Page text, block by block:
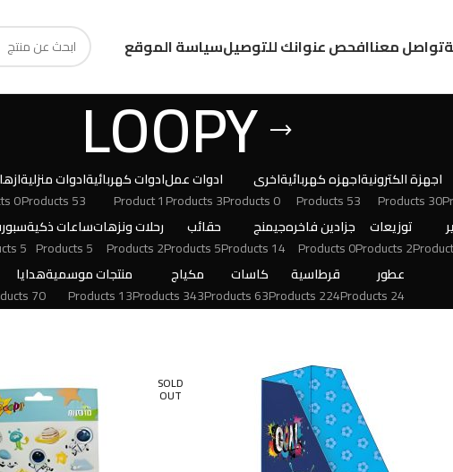
تواصل معناافحص عنوانك للتوصيلسياسة الموقع
LOOPY
اجهزة الكترونية
30 Products
اجهزه كهربائية
53 Products
اخرى
0 Products
ادوات عمل
3 Products
ادوات كهربائية
1 Product
ادوات منزلية
53 Products
0 Products
توزيعات
2 Products
جزادين فاخره
0 Products
جيمنج
14 Products
حقائب
5 Products
رحلات ونزهات
2 Products
ساعات ذكية
5 Products
5 Products
عطور
24 Products
قرطاسية
224 Products
كاسات
63 Products
مكياج
343 Products
منتجات موسمية
13 Products
هدايا
70 Products
SOLD
OUT